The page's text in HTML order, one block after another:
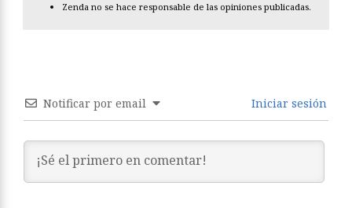
Zenda no se hace responsable de las opiniones publicadas.
Notificar por email Iniciar sesión